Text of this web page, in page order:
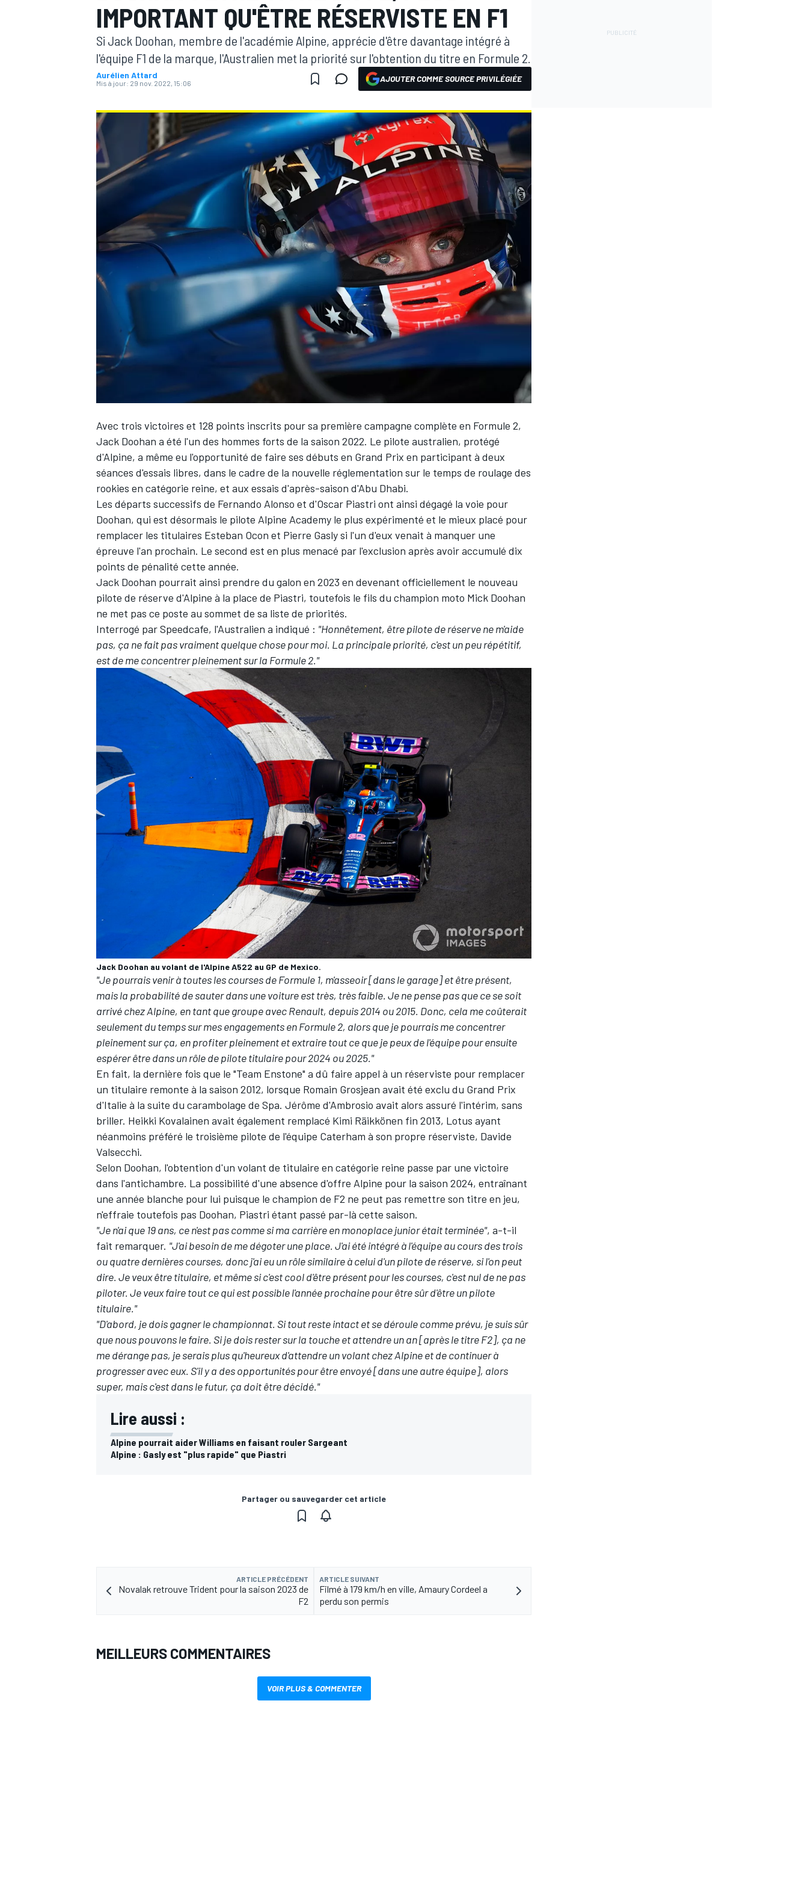
WEC
AUTRES CHAMPIONNATS
IMPORTANT QU'ÊTRE RÉSERVISTE EN F1
Si Jack Doohan, membre de l'académie Alpine, apprécie d'être davantage intégré à
l'équipe F1 de la marque, l'Australien met la priorité sur l'obtention du titre en Formule 2.
Aurélien Attard
Mis à jour: 29 nov. 2022, 15:06 AJOUTER COMME SOURCE PRIVILÉGIÉE
Avec trois victoires et 128 points inscrits pour sa première campagne complète en Formule 2,
Jack Doohan a été l'un des hommes forts de la saison 2022. Le pilote australien, protégé
d'Alpine, a même eu l'opportunité de faire ses débuts en Grand Prix en participant à deux
séances d'essais libres, dans le cadre de la nouvelle réglementation sur le temps de roulage des
rookies en catégorie reine, et aux essais d'après-saison d'Abu Dhabi.
Les départs successifs de Fernando Alonso et d'Oscar Piastri ont ainsi dégagé la voie pour
Doohan, qui est désormais le pilote Alpine Academy le plus expérimenté et le mieux placé pour
remplacer les titulaires Esteban Ocon et Pierre Gaslysi l'un d'eux venait à manquer une
épreuve l'an prochain. Le second est en plus menacé par l'exclusion après avoir accumulé dix
points de pénalité cette année.
Jack Doohan pourrait ainsi prendre du galon en 2023 en devenant officiellement le nouveau
pilote de réserve d'Alpine à la place de Piastri, toutefois le fils du champion moto Mick Doohan
ne met pas ce poste au sommet de sa liste de priorités.
Interrogé par Speedcafe, l'Australien a indiqué : "Honnêtement, être pilote de réserve ne m'aide
pas, ça ne fait pas vraiment quelque chose pour moi. La principale priorité, c'est un peu répétitif,
est de me concentrer pleinement sur la Formule 2."
Jack Doohan au volant de l'Alpine A522 au GP de Mexico.
"Je pourrais venir à toutes les courses de Formule 1, m'asseoir [dans le garage] et être présent,
mais la probabilité de sauter dans une voiture est très, très faible. Je ne pense pas que ce se soit
arrivé chez Alpine, en tant que groupe avec Renault, depuis 2014 ou 2015. Donc, cela me coûterait
seulement du temps sur mes engagements en Formule 2, alors que je pourrais me concentrer
pleinement sur ça, en profiter pleinement et extraire tout ce que je peux de l'équipe pour ensuite
espérer être dans un rôle de pilote titulaire pour 2024 ou 2025."
En fait, la dernière fois que le "Team Enstone" a dû faire appel à un réserviste pour remplacer
un titulaire remonte à la saison 2012, lorsque Romain Grosjean avait été exclu du Grand Prix
d'Italie à la suite du carambolage de Spa. Jérôme d'Ambrosio avait alors assuré l'intérim, sans
briller. Heikki Kovalainen avait également remplacé Kimi Räikkönen fin 2013, Lotus ayant
néanmoins préféré le troisième pilote de l'équipe Caterham à son propre réserviste, Davide
Valsecchi.
Selon Doohan, l'obtention d'un volant de titulaire en catégorie reine passe par une victoire
dans l'antichambre. La possibilité d'une absence d'offre Alpine pour la saison 2024, entraînant
une année blanche pour lui puisque le champion de F2 ne peut pas remettre son titre en jeu,
n'effraie toutefois pas Doohan, Piastri étant passé par-là cette saison.
"Je n'ai que 19 ans, ce n'est pas comme si ma carrière en monoplace junior était terminée", a-t-il
fait remarquer. "J'ai besoin de me dégoter une place. J'ai été intégré à l'équipe au cours des trois
ou quatre dernières courses, donc j'ai eu un rôle similaire à celui d'un pilote de réserve, si l'on peut
dire. Je veux être titulaire, et même si c'est cool d'être présent pour les courses, c'est nul de ne pas
piloter. Je veux faire tout ce qui est possible l'année prochaine pour être sûr d'être un pilote
titulaire."
"D'abord, je dois gagner le championnat. Si tout reste intact et se déroule comme prévu, je suis sûr
que nous pouvons le faire. Si je dois rester sur la touche et attendre un an [après le titre F2], ça ne
me dérange pas, je serais plus qu'heureux d'attendre un volant chez Alpine et de continuer à
progresser avec eux. S'il y a des opportunités pour être envoyé [dans une autre équipe], alors
super, mais c'est dans le futur, ça doit être décidé."
Lire aussi :
Alpine pourrait aider Williams en faisant rouler Sargeant
Alpine : Gasly est "plus rapide" que Piastri
Partager ou sauvegarder cet article
ARTICLE PRÉCÉDENT
Novalak retrouve Trident pour la saison 2023 de
F2
ARTICLE SUIVANT
Filmé à 179 km/h en ville, Amaury Cordeel a
perdu son permis
MEILLEURS COMMENTAIRES
VOIR PLUS & COMMENTER